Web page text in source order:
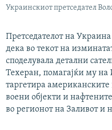
Украинскиот претседател
Претседателот на Украина
дека во текот на
споделувала детални
Техеран, помагајќи му на
таргетира американските
воени објекти и
во регионот на Заливот и